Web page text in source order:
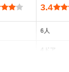
3.4
6人
4ドア